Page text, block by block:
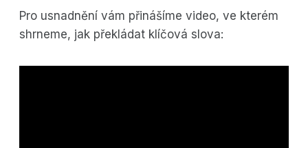
Pro usnadnění vám přinášíme video, ve kterém
shrneme, jak překládat klíčová slova: